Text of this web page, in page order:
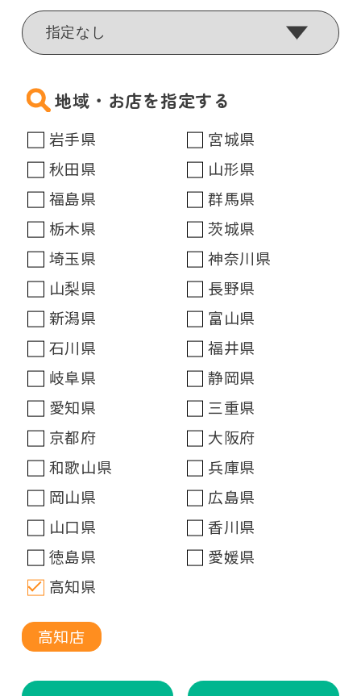
地域・お店を指定する
岩手県
宮城県
秋田県
山形県
福島県
群馬県
栃木県
茨城県
埼玉県
神奈川県
山梨県
長野県
新潟県
富山県
石川県
福井県
岐阜県
静岡県
愛知県
三重県
京都府
大阪府
和歌山県
兵庫県
岡山県
広島県
山口県
香川県
徳島県
愛媛県
高知県
高知店